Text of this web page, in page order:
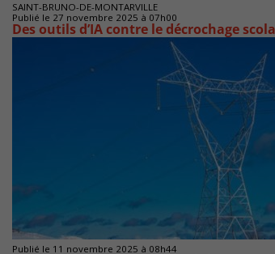
SAINT-BRUNO-DE-MONTARVILLE
Publié le 27 novembre 2025 à 07h00
Des outils d’IA contre le décrochage
Publié le 11 novembre 2025 à 08h44